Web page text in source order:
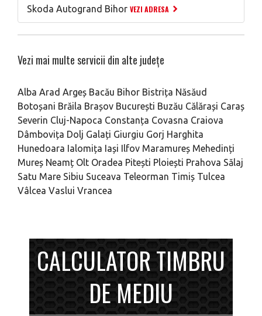
Skoda Autogrand Bihor VEZI ADRESA
Vezi mai multe servicii din alte județe
Alba Arad Argeș Bacău Bihor Bistrița Năsăud
Botoșani Brăila Brașov București Buzău Călărași Caraș
Severin Cluj-Napoca Constanța Covasna Craiova
Dâmbovița Dolj Galați Giurgiu Gorj Harghita
Hunedoara Ialomița Iași Ilfov Maramureș Mehedinți
Mureș Neamț Olt Oradea Pitești Ploiești Prahova Sălaj
Satu Mare Sibiu Suceava Teleorman Timiș Tulcea
Vâlcea Vaslui Vrancea
CALCULATOR TIMBRU
DE MEDIU